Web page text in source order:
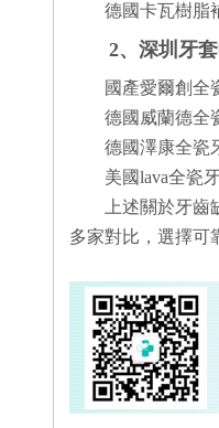
德國卡瓦樹脂
2、深圳牙套
國產愛爾創全
德國威蘭德全
德國澤康全瓷
美國lava全瓷
上述關於牙
多家對比，選擇可